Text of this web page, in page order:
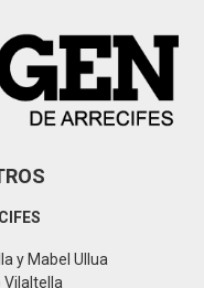
y Mabel Ullua
Vilaltella